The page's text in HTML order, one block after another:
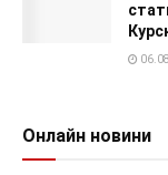
Онлайн новини